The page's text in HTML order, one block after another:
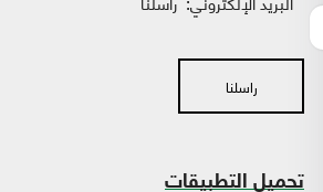
راسلنا
تحميل التطبيقات